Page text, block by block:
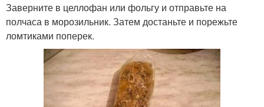
Заверните в целлофан или фольгу и отправьте на
полчаса в морозильник. Затем достаньте и порежьте
ломтиками поперек.